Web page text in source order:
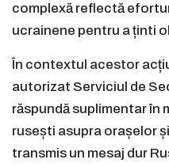
complexă reflectă
ucrainene pentru a ținti
În contextul acestor
autorizat Serviciul de
răspundă suplimentar în
rusești asupra orașelor
transmis un mesaj dur